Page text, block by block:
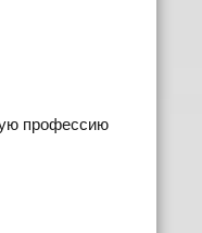
профессию